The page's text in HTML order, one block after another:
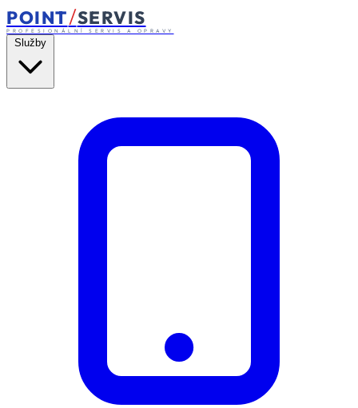
POINT/SERVIS
PROFESIONÁLNÍ SERVIS A OPRAVY
Služby